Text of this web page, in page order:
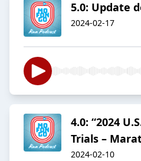
5.0: Update
2024-02-17
4.0: “2024
Trials –
2024-02-10